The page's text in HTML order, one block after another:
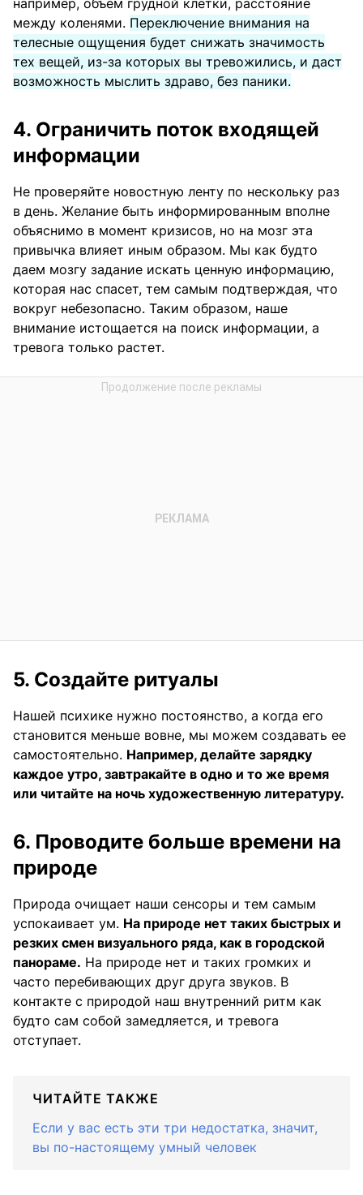
между коленями. Переключение внимания на
телесные ощущения будет снижать значимость
тех вещей, из-за которых вы тревожились, и даст
возможность мыслить здраво, без паники.
4. Ограничить поток входящей
информации
Не проверяйте новостную ленту по нескольку раз
в день. Желание быть информированным вполне
объяснимо в момент кризисов, но на мозг эта
привычка влияет иным образом. Мы как будто
даем мозгу задание искать ценную информацию,
которая нас спасет, тем самым подтверждая, что
вокруг небезопасно. Таким образом, наше
внимание истощается на поиск информации, а
тревога только растет.
5. Создайте ритуалы
Нашей психике нужно постоянство, а когда его
становится меньше вовне, мы можем создавать ее
самостоятельно. Например, делайте зарядку
каждое утро, завтракайте в одно и то же время
или читайте на ночь художественную литературу.
6. Проводите больше времени на
природе
Природа очищает наши сенсоры и тем самым
успокаивает ум. На природе нет таких быстрых и
резких смен визуального ряда, как в городской
панораме. На природе нет и таких громких и
часто перебивающих друг друга звуков. В
контакте с природой наш внутренний ритм как
будто сам собой замедляется, и тревога
отступает.
ЧИТАЙТЕ ТАКЖЕ
Если у вас есть эти три недостатка, значит,
вы по-настоящему умный человек